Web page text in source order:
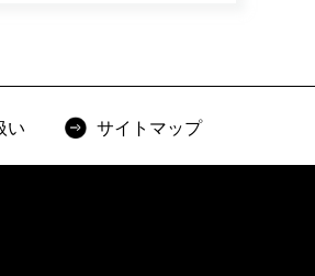
い サイトマップ